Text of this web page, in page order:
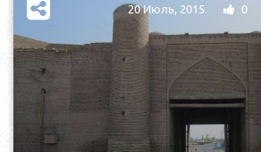
20 Июль, 2015 0